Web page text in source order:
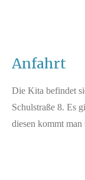
Anfahrt
Die Kita befindet
Schulstraße 8. Es
diesen kommt man